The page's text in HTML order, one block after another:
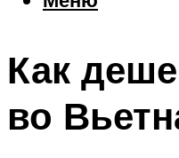
Шоппинг
Что посетить
Как
во